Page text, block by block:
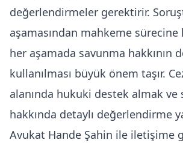
değerlendirmeler gerektirir.
aşamasından mahkeme sürecine
her aşamada savunma hakkının
kullanılması büyük önem taşır.
alanında hukuki destek almak ve
hakkında detaylı değerlendirme
Avukat Hande Şahin ile iletişime